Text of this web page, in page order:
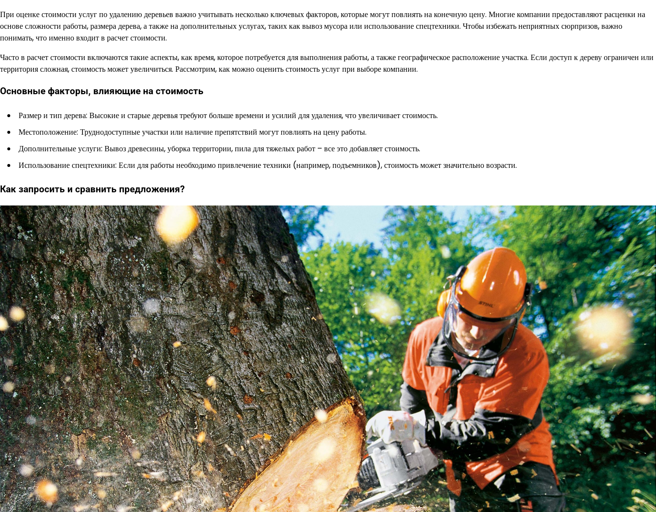
При оценке стоимости услуг по удалению деревьев важно учитывать несколько ключевых факторов, которые могут повлиять на конечную цену. Многие компании предоставляют расценки на
основе сложности работы, размера дерева, а также на дополнительных услугах, таких как вывоз мусора или использование спецтехники. Чтобы избежать неприятных сюрпризов, важно
понимать, что именно входит в расчет стоимости.
Часто в расчет стоимости включаются такие аспекты, как время, которое потребуется для выполнения работы, а также географическое расположение участка. Если доступ к дереву ограничен или
территория сложная, стоимость может увеличиться. Рассмотрим, как можно оценить стоимость услуг при выборе компании.
Основные факторы, влияющие на стоимость
Размер и тип дерева: Высокие и старые деревья требуют больше времени и усилий для удаления, что увеличивает стоимость.
Местоположение: Труднодоступные участки или наличие препятствий могут повлиять на цену работы.
Дополнительные услуги: Вывоз древесины, уборка территории, пила для тяжелых работ – все это добавляет стоимость.
Использование спецтехники: Если для работы необходимо привлечение техники (например, подъемников), стоимость может значительно возрасти.
Как запросить и сравнить предложения?